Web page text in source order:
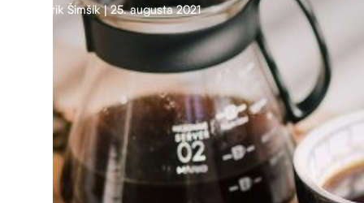
Erik Šimšík | 25. augusta 2021